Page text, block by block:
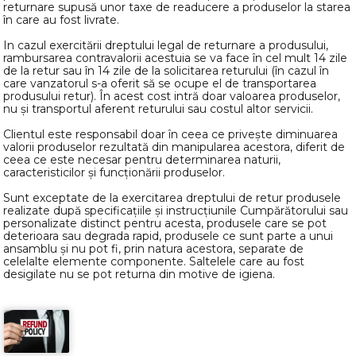
returnare supusă unor taxe de readucere a produselor la starea
în care au fost livrate.
In cazul exercitării dreptului legal de returnare a produsului,
rambursarea contravalorii acestuia se va face în cel mult 14 zile
de la retur sau în 14 zile de la solicitarea returului (în cazul în
care vanzatorul s-a oferit să se ocupe el de transportarea
produsului retur). În acest cost intră doar valoarea produselor,
nu și transportul aferent returului sau costul altor servicii.
Clientul este responsabil doar în ceea ce privește diminuarea
valorii produselor rezultată din manipularea acestora, diferit de
ceea ce este necesar pentru determinarea naturii,
caracteristicilor și funcționării produselor.
Sunt exceptate de la exercitarea dreptului de retur produsele
realizate după specificațiile și instrucțiunile Cumpărătorului sau
personalizate distinct pentru acesta, produsele care se pot
deterioara sau degrada rapid, produsele ce sunt parte a unui
ansamblu și nu pot fi, prin natura acestora, separate de
celelalte elemente componente. Saltelele care au fost
desigilate nu se pot returna din motive de igiena.